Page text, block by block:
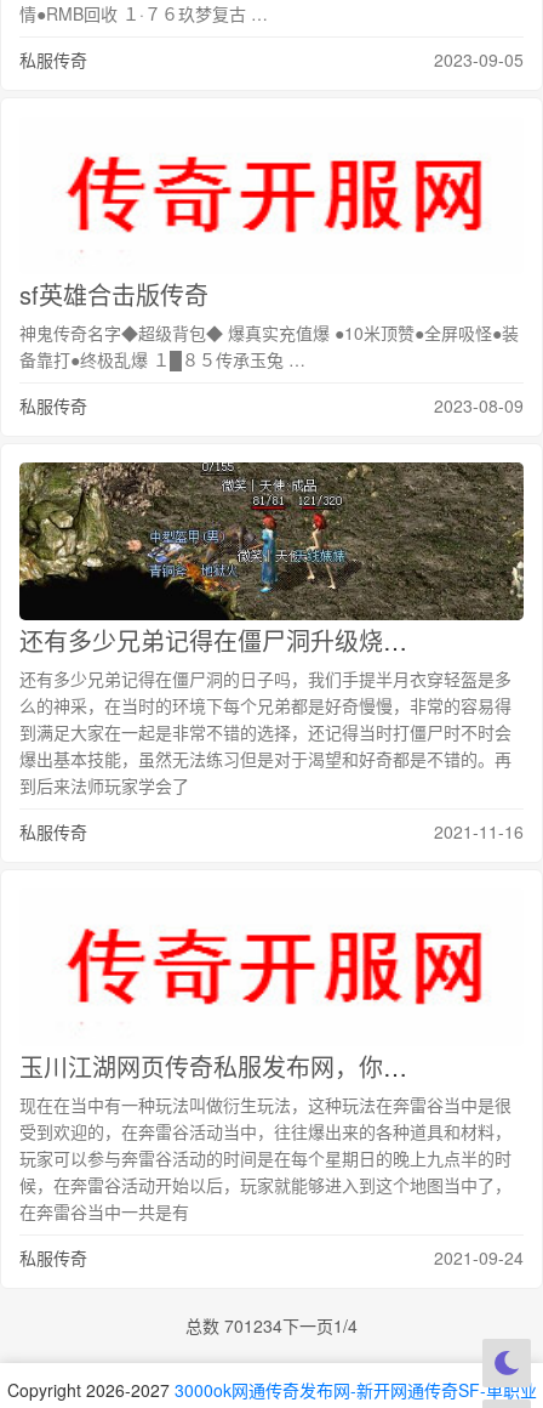
情●RMB回收 １·７６玖梦复古 …
私服传奇
2023-09-05
sf英雄合击版传奇
神鬼传奇名字◆超级背包◆ 爆真实充值爆 ●10米顶赞●全屏吸怪●装
备靠打●终极乱爆 １█８５传承玉兔 …
私服传奇
2023-08-09
还有多少兄弟记得在僵尸洞升级烧怪的那些有趣儿
还有多少兄弟记得在僵尸洞的日子吗，我们手提半月衣穿轻盔是多
么的神采，在当时的环境下每个兄弟都是好奇慢慢，非常的容易得
到满足大家在一起是非常不错的选择，还记得当时打僵尸时不时会
爆出基本技能，虽然无法练习但是对于渴望和好奇都是不错的。再
到后来法师玩家学会了
私服传奇
2021-11-16
玉川江湖网页传奇私服发布网，你敢做你敢做你的
现在在当中有一种玩法叫做衍生玩法，这种玩法在奔雷谷当中是很
受到欢迎的，在奔雷谷活动当中，往往爆出来的各种道具和材料，
玩家可以参与奔雷谷活动的时间是在每个星期日的晚上九点半的时
候，在奔雷谷活动开始以后，玩家就能够进入到这个地图当中了，
在奔雷谷当中一共是有
私服传奇
2021-09-24
总数 701234下一页1/4
Copyright 2026-2027 3000ok网通传奇发布网-新开网通传奇SF-单职业